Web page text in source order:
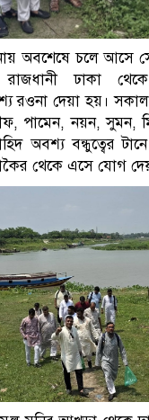
অবশেষে চলে আসে
রাজধানী ঢাকা
রওনা দেয়া হয়।
পামেন, নয়ন, সুমন,
অবশ্য বন্ধুত্বের
থেকে এসে যোগ